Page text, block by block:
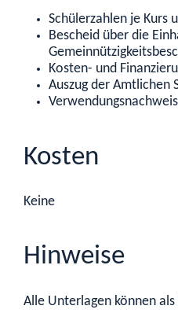
Schülerzahlen je Kurs
Bescheid über die
Kosten- und
Auszug der Amtlichen
Kosten
Keine
Hinweise
Alle Unterlagen können